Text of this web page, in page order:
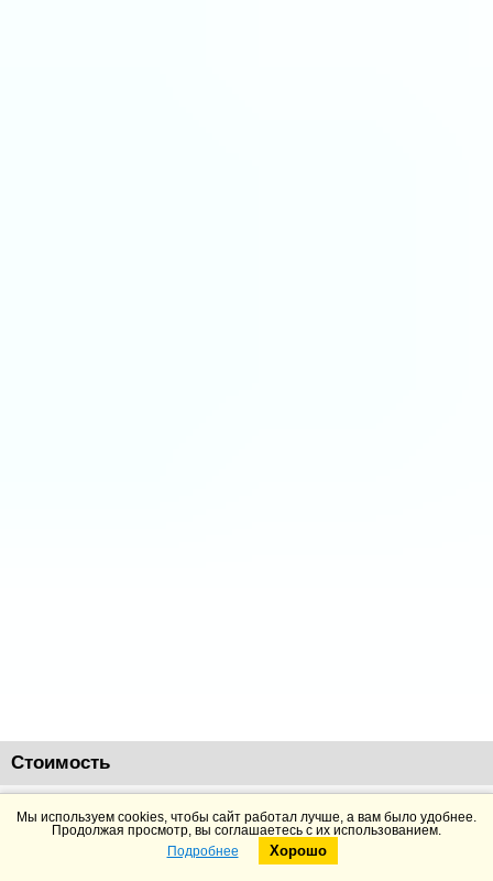
Стоимость
135519 руб. Добавить в корзину Подробнее
Telegram
Мы используем cookies, чтобы сайт работал лучше, а вам было удобнее.
Продолжая просмотр, вы соглашаетесь с их использованием.
Подробнее
Хорошо